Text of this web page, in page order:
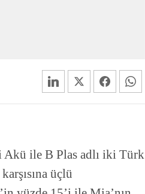
Akü ile B Plas adlı iki Türk
üçlü